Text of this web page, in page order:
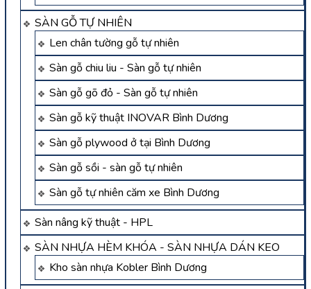
SÀN GỖ TỰ NHIÊN
Len chân tường gỗ tự nhiên
Sàn gỗ chiu liu - Sàn gỗ tự nhiên
Sàn gỗ gõ đỏ - Sàn gỗ tự nhiên
Sàn gỗ kỹ thuật INOVAR Bình Dương
Sàn gỗ plywood ở tại Bình Dương
Sàn gỗ sồi - sàn gỗ tự nhiên
Sàn gỗ tự nhiên căm xe Bình Dương
Sàn nâng kỹ thuật - HPL
SÀN NHỰA HÈM KHÓA - SÀN NHỰA DÁN KEO
Kho sàn nhựa Kobler Bình Dương